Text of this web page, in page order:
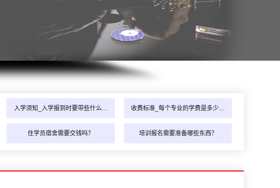
入学须知_入学报到时要带些什么… 收费标准_每个专业的学费是多少…
住学员宿舍需要交钱吗？ 培训报名需要准备哪些东西？